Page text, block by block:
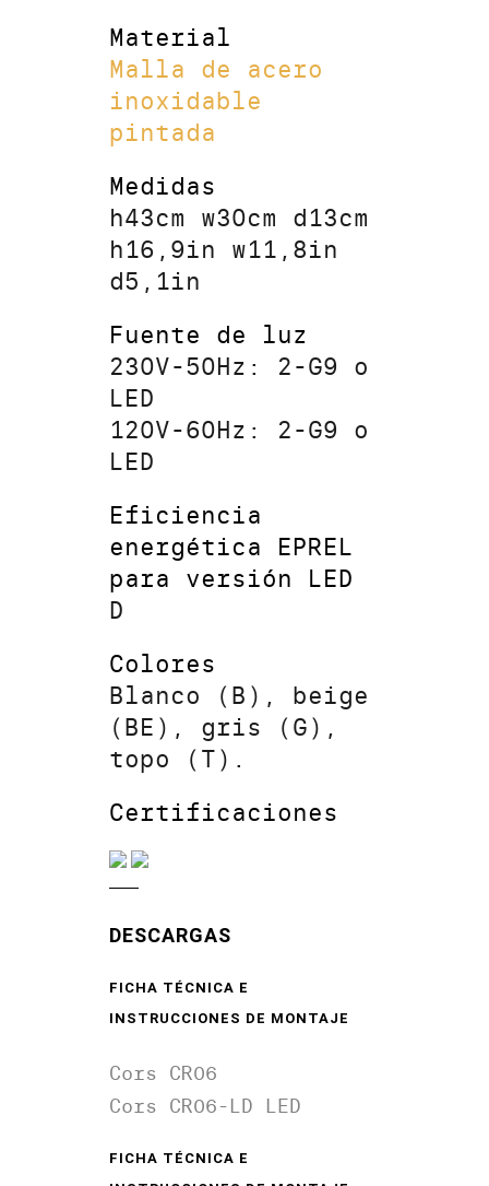
Material
Malla de acero
inoxidable
pintada
Medidas
h43cm w30cm d13cm
h16,9in w11,8in
d5,1in
Fuente de luz
230V-50Hz: 2-G9 o
LED
120V-60Hz: 2-G9 o
LED
Eficiencia
energética EPREL
para versión LED
D
Colores
Blanco (B), beige
(BE), gris (G),
topo (T).
Certificaciones
DESCARGAS
FICHA TÉCNICA E
INSTRUCCIONES DE MONTAJE
Cors CR06
Cors CR06-LD LED
FICHA TÉCNICA E